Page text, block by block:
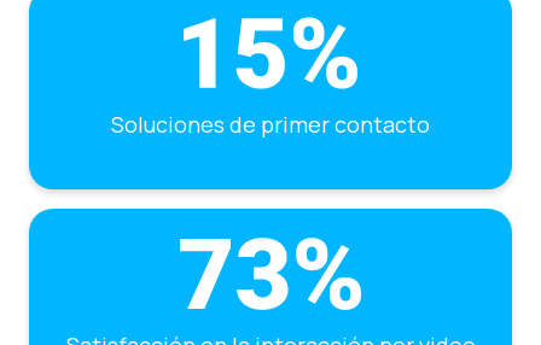
Catálogo
Aumentando la
¡Prueba Gratuita!
Soluciones de primer contacto